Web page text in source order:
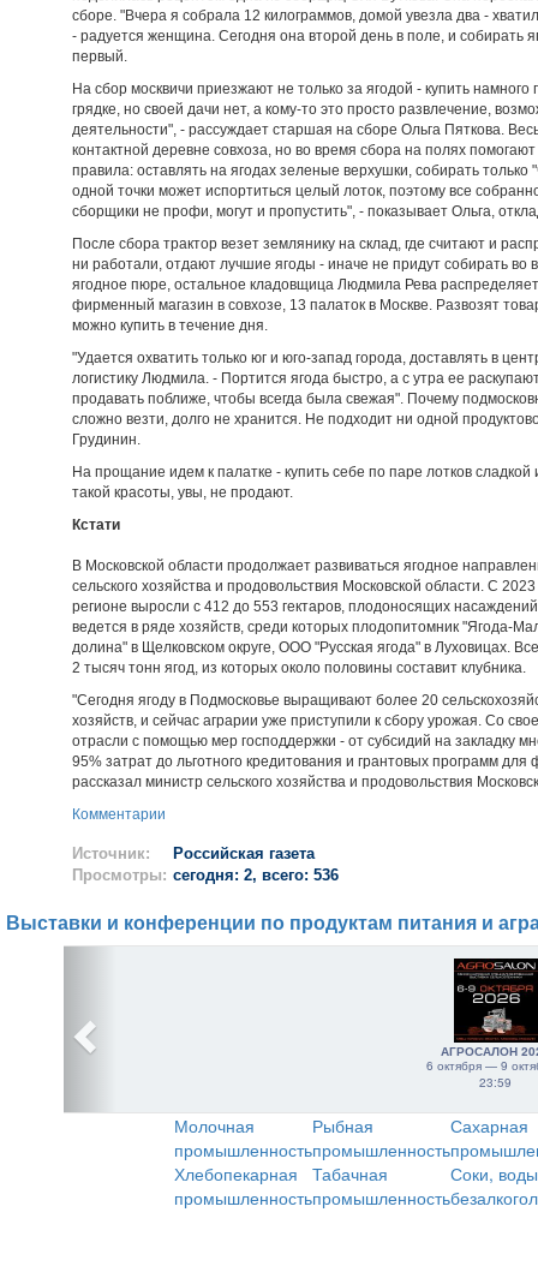
сборе. "Вчера я собрала 12 килограммов, домой увезла два -
- радуется женщина. Сегодня она второй день в поле, и собирать
первый.
На сбор москвичи приезжают не только за ягодой - купить
грядке, но своей дачи нет, а кому-то это просто развлечение,
деятельности", - рассуждает старшая на сборе Ольга Пяткова.
контактной деревне совхоза, но во время сбора на полях
правила: оставлять на ягодах зеленые верхушки, собирать
одной точки может испортиться целый лоток, поэтому все
сборщики не профи, могут и пропустить", - показывает Ольга,
После сбора трактор везет землянику на склад, где считают и
ни работали, отдают лучшие ягоды - иначе не придут собирать во
ягодное пюре, остальное кладовщица Людмила Рева
фирменный магазин в совхозе, 13 палаток в Москве. Развозят
можно купить в течение дня.
"Удается охватить только юг и юго-запад города, доставлять в
логистику Людмила. - Портится ягода быстро, а с утра ее
продавать поближе, чтобы всегда была свежая". Почему
сложно везти, долго не хранится. Не подходит ни одной
Грудинин.
На прощание идем к палатке - купить себе по паре лотков
такой красоты, увы, не продают.
Кстати
В Московской области продолжает развиваться ягодное
сельского хозяйства и продовольствия Московской области. С
регионе выросли с 412 до 553 гектаров, плодоносящих
ведется в ряде хозяйств, среди которых плодопитомник "Ягода-
долина" в Щелковском округе, ООО "Русская ягода" в Луховицах.
2 тысяч тонн ягод, из которых около половины составит клубника.
"Сегодня ягоду в Подмосковье выращивают более 20
хозяйств, и сейчас аграрии уже приступили к сбору урожая. Со
отрасли с помощью мер господдержки - от субсидий на закладку
95% затрат до льготного кредитования и грантовых программ
рассказал министр сельского хозяйства и продовольствия
Комментарии
Источник:
Российская газета
Просмотры: сегодня: 2, всего: 536
Выставки и конференции по продуктам питания и
АГРОСАЛОН
6 октября — 9
23:59
Молочная
промышленность
Рыбная
промышленность
Сахарная
Хлебопекарная
промышленность
Табачная
промышленность
Соки,